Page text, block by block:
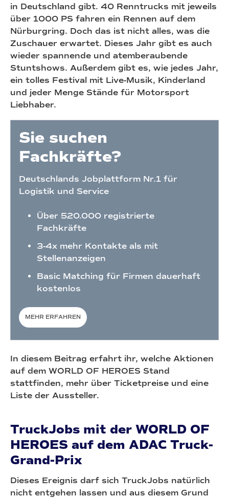
in Deutschland gibt. 40 Renntrucks mit jeweils
über 1000 PS fahren ein Rennen auf dem
Nürburgring. Doch das ist nicht alles, was die
Zuschauer erwartet. Dieses Jahr gibt es auch
wieder spannende und atemberaubende
Stuntshows. Außerdem gibt es, wie jedes Jahr,
ein tolles Festival mit Live-Musik, Kinderland
und jeder Menge Stände für Motorsport
Liebhaber.
Sie suchen
Fachkräfte?
Deutschlands Jobplattform Nr.1 für
Logistik und Service
Über 520.000 registrierte
Fachkräfte
3-4x mehr Kontakte als mit
Stellenanzeigen
Basic Matching für Firmen dauerhaft
kostenlos
MEHR ERFAHREN
In diesem Beitrag erfahrt ihr, welche Aktionen
auf dem WORLD OF HEROES Stand
stattfinden, mehr über Ticketpreise und eine
Liste der Aussteller.
TruckJobs mit der WORLD OF
HEROES auf dem ADAC Truck-
Grand-Prix
Dieses Ereignis darf sich TruckJobs natürlich
nicht entgehen lassen und aus diesem Grund